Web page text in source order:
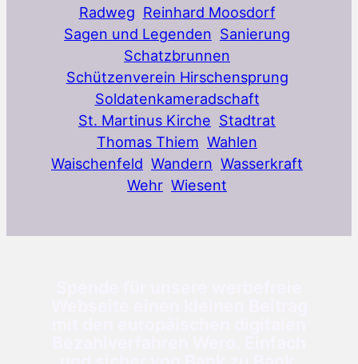
Radweg Reinhard Moosdorf
Sagen und Legenden Sanierung
Schatzbrunnen
Schützenverein Hirschensprung
Soldatenkameradschaft
St. Martinus Kirche Stadtrat
Thomas Thiem Wahlen
Waischenfeld Wandern Wasserkraft
Wehr Wiesent